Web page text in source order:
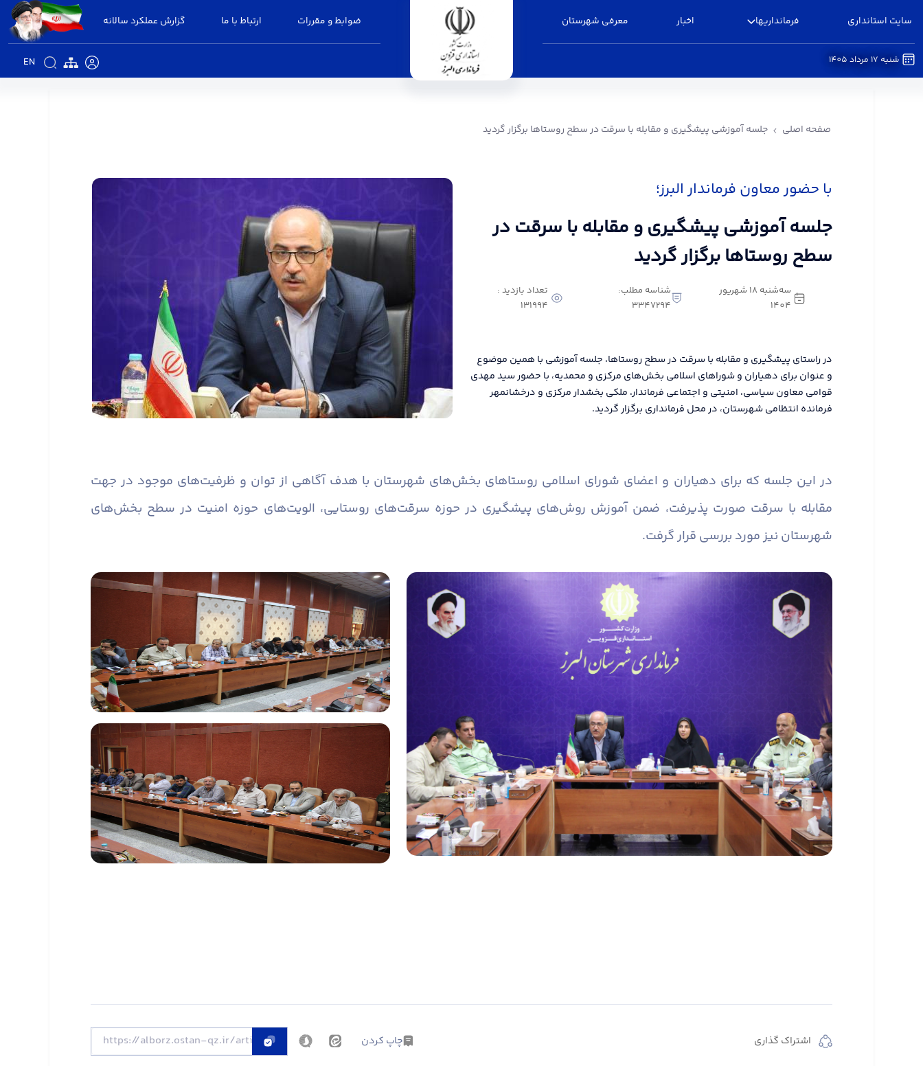
سایت استانداری فرمانداریها اخبار معرفی شهرستان ضوابط و مقررات ارتباط با ما گزارش عملکرد سالانه
EN شنبه 17 مرداد 1405
صفحه اصلی جلسه آموزشی پیشگیری و مقابله با سرقت در سطح روستاها برگزار گردید
با حضور معاون فرماندار البرز؛
جلسه آموزشی پیشگیری و مقابله با سرقت در
سطح روستاها برگزار گردید
سه‌شنبه 18 شهریور
1404
شناسه مطلب:
3347294
تعداد بازدید :
131994
در راستای پیشگیری و مقابله با سرقت در سطح روستاها، جلسه آموزشی با همین موضوع
و عنوان برای دهیاران و شوراهای اسلامی بخش‌های مرکزی و محمدیه، با حضور سید مهدی
قوامی معاون سیاسی، امنیتی و اجتماعی فرماندار، ملکی بخشدار مرکزی و درخشانمهر
فرمانده انتظامی شهرستان، در محل فرمانداری برگزار گردید.
در این جلسه که برای دهیاران و اعضای شورای اسلامی روستاهای بخش‌های شهرستان با هدف آگاهی از توان و ظرفیت‌های موجود در جهت
مقابله با سرقت صورت پذیرفت، ضمن آموزش روش‌های پیشگیری در حوزه سرقت‌های روستایی، الویت‌های حوزه امنیت در سطح بخش‌های
شهرستان نیز مورد بررسی قرار گرفت.
اشتراک گذاری چاپ کردن